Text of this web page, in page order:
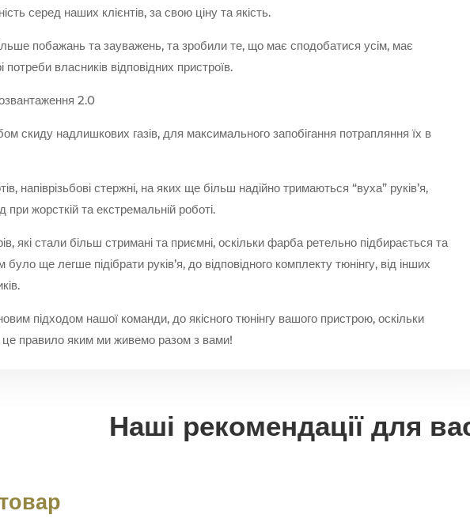
серед наших клієнтів, за свою ціну та якість.
побажань та зауважень, та зробили те, що має сподобатися усім, має
власників відповідних пристроїв.
2.0
скиду надлишкових газів, для максимального запобігання потрапляння їх в
напіврізьбові стержні, на яких ще більш надійно тримаються “вуха” руків’я,
жорсткій та екстремальній роботі.
які стали більш стримані та приємні, оскільки фарба ретельно підбирається та
ще легше підібрати руків’я, до відповідного комплекту тюнінгу, від інших
підходом нашої команди, до якісного тюнінгу вашого пристрою, оскільки
це правило яким ми живемо разом з вами!
Наші рекомендації для